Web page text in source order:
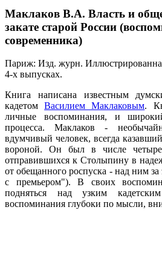
Маклаков В.А. Власть и
закате старой России
современника)
Париж: Изд. журн.
4-х выпусках.
Книга написана известным
кадетомВасилием Маклаковым.
личные воспоминания, и
процесса. Маклаков -
вдумчивый человек, всегда
вороной. Он был в числе
отправившихся к Столыпину в
от обещанного роспуска - над ним
с премьером"). В своих
подняться над узким
воспоминания глубоки по мысли,